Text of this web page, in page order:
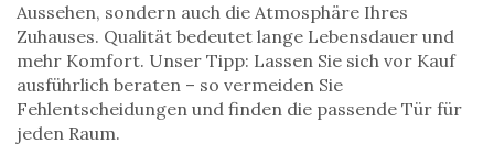
Aussehen, sondern auch die Atmosphäre Ihres
Zuhauses. Qualität bedeutet lange Lebensdauer und
mehr Komfort. Unser Tipp: Lassen Sie sich vor Kauf
ausführlich beraten – so vermeiden Sie
Fehlentscheidungen und finden die passende Tür für
jeden Raum.